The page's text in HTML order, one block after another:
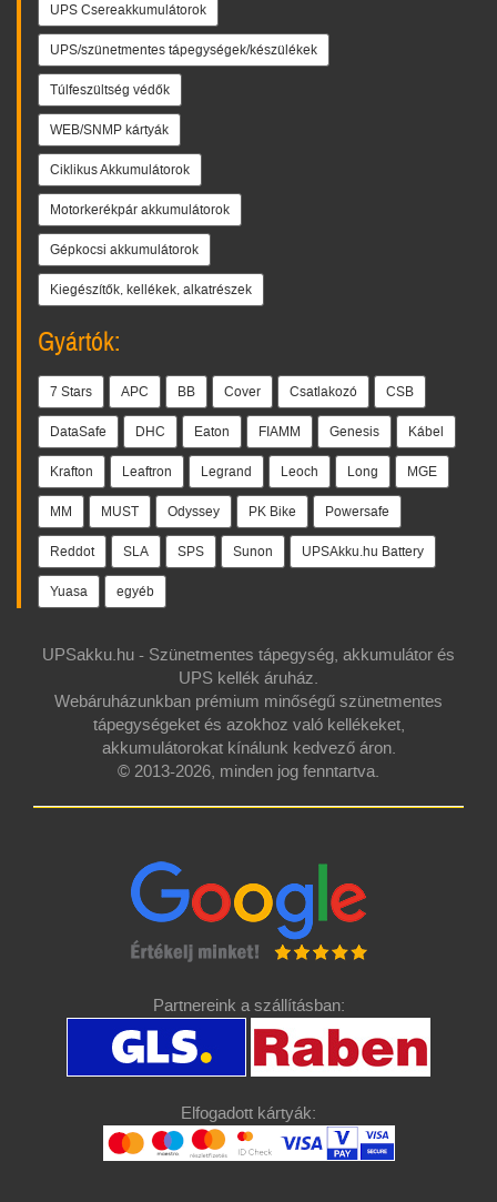
UPS Csereakkumulátorok
UPS/szünetmentes tápegységek/készülékek
Túlfeszültség védők
WEB/SNMP kártyák
Ciklikus Akkumulátorok
Motorkerékpár akkumulátorok
Gépkocsi akkumulátorok
Kiegészítők, kellékek, alkatrészek
Gyártók:
7 Stars APC BB Cover Csatlakozó CSB
DataSafe DHC Eaton FIAMM Genesis Kábel
Krafton Leaftron Legrand Leoch Long MGE
MM MUST Odyssey PK Bike Powersafe
Reddot SLA SPS Sunon UPSAkku.hu Battery
Yuasa egyéb
UPSakku.hu - Szünetmentes tápegység, akkumulátor és
UPS kellék áruház.
Webáruházunkban prémium minőségű szünetmentes
tápegységeket és azokhoz való kellékeket,
akkumulátorokat kínálunk kedvező áron.
© 2013-2026, minden jog fenntartva.
Partnereink a szállításban:
Elfogadott kártyák: